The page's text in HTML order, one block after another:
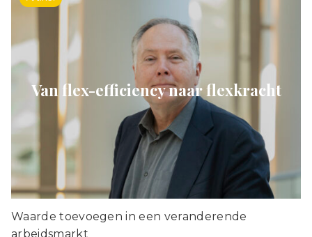
Van flex-efficiency naar flexkracht
Waarde toevoegen in een veranderende
arbeidsmarkt